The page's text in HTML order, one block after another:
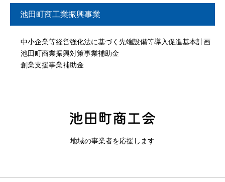
池田町商工業振興事業
中小企業等経営強化法に基づく先端設備等導入促進基本計画
池田町商業振興対策事業補助金
創業支援事業補助金
地域の事業者を応援します